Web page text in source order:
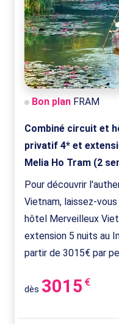
Bon plan FRAM
Combiné circuit et
privatif 4* et
Melia Ho Tram (2
Pour découvrir
Vietnam, laissez-
hôtel Merveilleux
extension 5 nuits au
partir de 3015€ par
dès 3015 €